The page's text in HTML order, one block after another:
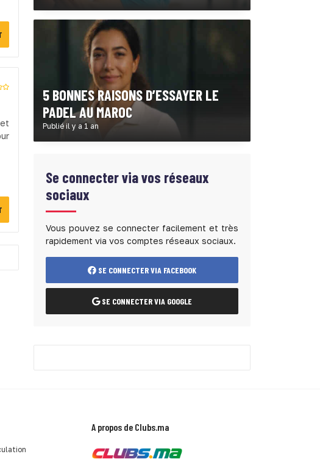
5 BONNES RAISONS D’ESSAYER LE
PADEL AU MAROC
Publié il y a 1 an
Se connecter via vos réseaux
sociaux
Vous pouvez se connecter facilement et très
rapidement via vos comptes réseaux sociaux.
SE CONNECTER VIA FACEBOOK
SE CONNECTER VIA GOOGLE
A propos de Clubs.ma